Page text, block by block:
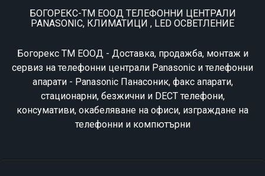
БОГОРЕКС-ТМ ЕООД ТЕЛЕФОННИ ЦЕНТРАЛИ
PANASONIC, КЛИМАТИЦИ , LED ОСВЕТЛЕНИЕ
Богорекс ТМ ЕООД - Доставка, продажба, монтаж и
сервиз на телефонни централи Panasonic и телефонни
апарати - Panasonic Панасоник, факс апарати,
стационарни, безжични и DECT телефони,
консумативи, окабеляване на офиси, изграждане на
телефонни и компютърни